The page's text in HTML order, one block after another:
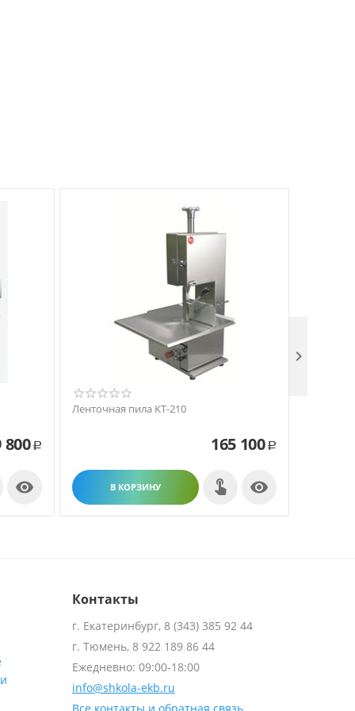
800 Р

Ленточная пила KT-210
165 100 Р
В КОРЗИНУ 

Контакты
г. Екатеринбург, 8 (343) 385 92 44
г. Тюмень, 8 922 189 86 44
Ежедневно: 09:00-18:00
info@shkola-ekb.ru